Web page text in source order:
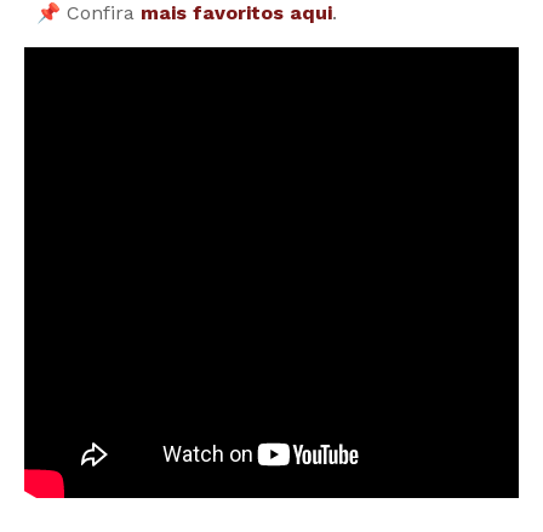
📌 Confira mais favoritos aqui.